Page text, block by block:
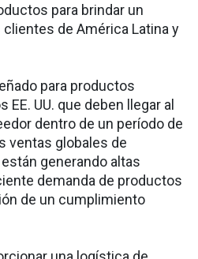
para brindar un
de América Latina y
para productos
UU. que deben llegar al
dentro de un período de
ventas globales de
generando altas
demanda de productos
de un cumplimiento